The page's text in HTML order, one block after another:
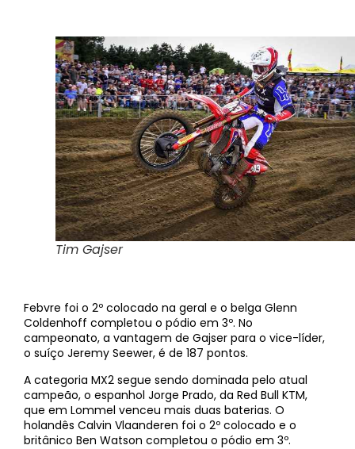
Tim Gajser
Febvre foi o 2º colocado na geral e o belga Glenn
Coldenhoff completou o pódio em 3º. No
campeonato, a vantagem de Gajser para o vice-líder,
o suíço Jeremy Seewer, é de 187 pontos.
A categoria MX2 segue sendo dominada pelo atual
campeão, o espanhol Jorge Prado, da Red Bull KTM,
que em Lommel venceu mais duas baterias. O
holandês Calvin Vlaanderen foi o 2º colocado e o
britânico Ben Watson completou o pódio em 3º.